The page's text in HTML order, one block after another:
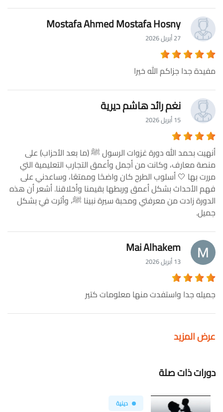
Mostafa Ahmed Mostafa Hosny
27 أبريل 2026
مفيدة جدا جزاكم الله خيرا
نغم رائد هاشم ديرية
15 أبريل 2026
أنهيت بحمد الله دورة غزوات الرسول ﷺ (ما بعد الأحزاب) على
منصة معارف، وكانت من أجمل وأعمق التجارب التعليمية التي
مررت بها 🤍 أسلوب الطرح كان واضحًا وممتعًا، وساعدني على
فهم الأحداث بشكل أعمق وربطها بقيمنا وأخلاقنا. أشعر أن هذه
الدورة زادت من معرفتي ومحبة سيرة نبينا ﷺ، وأثرت فيّ بشكل
جميل.
Mai Alhakem
13 أبريل 2026
جميله جدا واستفدت منها معلومات كتير
عرض المزيد
دورات ذات صلة
دينية